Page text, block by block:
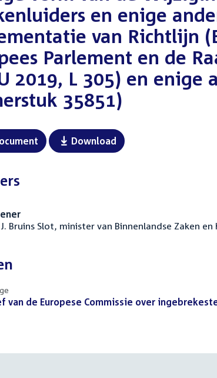
en enige
van Richtlijn
Parlement en de
2019, L 305) en
35851)
Download
Bruins Slot, minister van Binnenlandse Zaken
van de Europese Commissie over